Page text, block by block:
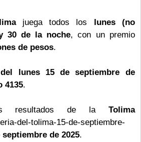
juega todos los lunes (no
30 de la noche, con un premio
de pesos.
lunes 15 de septiembre de
4135.
resultados de la Tolima
del-tolima-15-de-septiembre-
septiembre de 2025.